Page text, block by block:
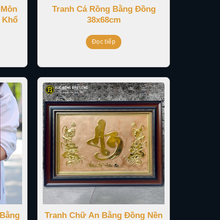
Khổ
Tranh Cá Rồng Bằng Đồng
38x68cm
Đọc tiếp
Tranh Chữ An Bằng Đồng Nền